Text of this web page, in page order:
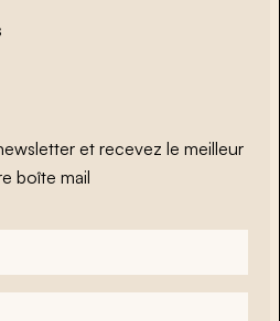
et recevez le meilleur
boîte mail